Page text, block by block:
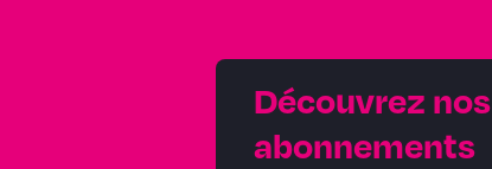
Découvrez nos
abonnements